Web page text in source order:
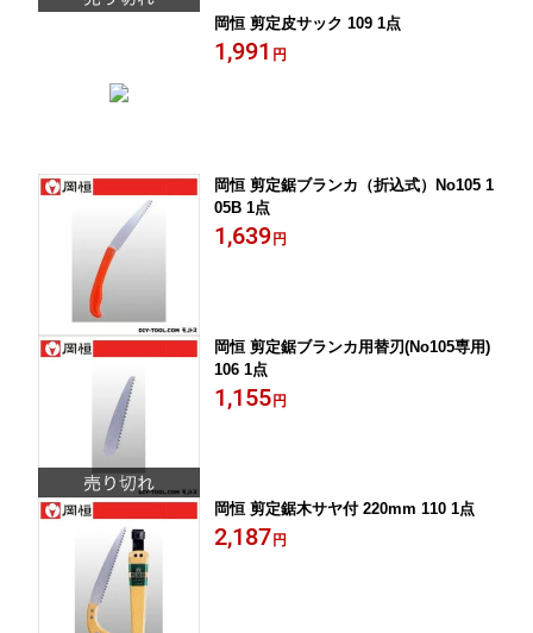
岡恒 剪定皮サック 109 1点
1,991 円
岡恒 剪定鋸ブランカ（折込式）No105 1
05B 1点
1,639 円
岡恒 剪定鋸ブランカ用替刃(No105専用)
106 1点
1,155 円
岡恒 剪定鋸木サヤ付 220mm 110 1点
2,187 円